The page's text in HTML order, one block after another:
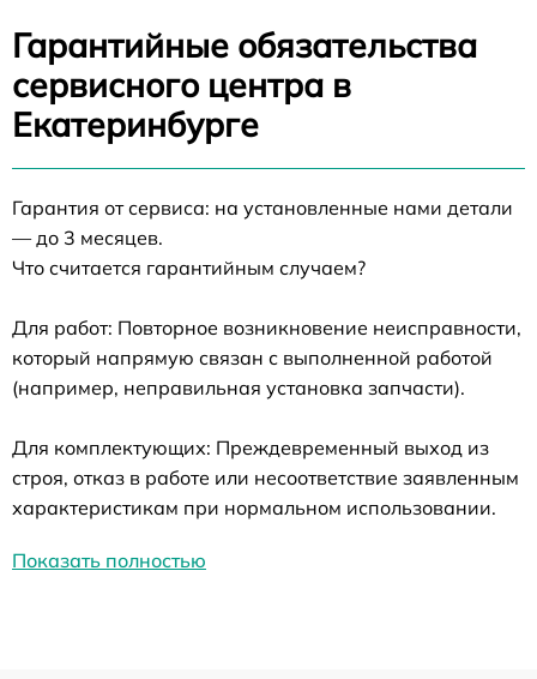
Гарантийные обязательства
сервисного центра в
Екатеринбурге
Гарантия от сервиса: на установленные нами детали
— до 3 месяцев.
Что считается гарантийным случаем?
Для работ: Повторное возникновение неисправности,
который напрямую связан с выполненной работой
(например, неправильная установка запчасти).
Для комплектующих: Преждевременный выход из
строя, отказ в работе или несоответствие заявленным
характеристикам при нормальном использовании.
Показать полностью